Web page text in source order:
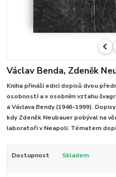
Václav Benda, Zdeněk
Kniha přináší edici dopisů dvou
osobností a v osobním vztahu
a Václava Bendy (1946-1999).
kdy Zdeněk Neubauer pobýval na
laboratoři v Neapoli. Tématem
Dostupnost Skladem